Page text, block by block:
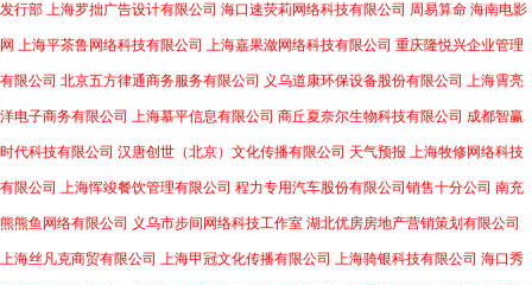
发行部 上海罗拙广告设计有限公司 海口速荧莉网络科技有限公司 周易算命 海南电影
网 上海平茶鲁网络科技有限公司 上海嘉果潋网络科技有限公司 重庆隆悦兴企业管理
有限公司 北京五方律通商务服务有限公司 义乌道康环保设备股份有限公司 上海霄亮
洋电子商务有限公司 上海慕平信息有限公司 商丘夏奈尔生物科技有限公司 成都智赢
时代科技有限公司 汉唐创世（北京）文化传播有限公司 天气预报 上海牧修网络科技
有限公司 上海恽竣餐饮管理有限公司 程力专用汽车股份有限公司销售十分公司 南充
熊熊鱼网络有限公司 义乌市步间网络科技工作室 湖北优房房地产营销策划有限公司
上海丝凡克商贸有限公司 上海甲冠文化传播有限公司 上海骑银科技有限公司 海口秀